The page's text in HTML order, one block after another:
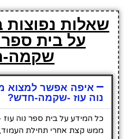
שאלות נפוצות
על בית ספר
שקמה-
איפה אפשר למצוא
נוה עוז -שקמה-חדש?
כל המידע על בית ספר נוה
ממש קצת אחרי תחילת העמוד,